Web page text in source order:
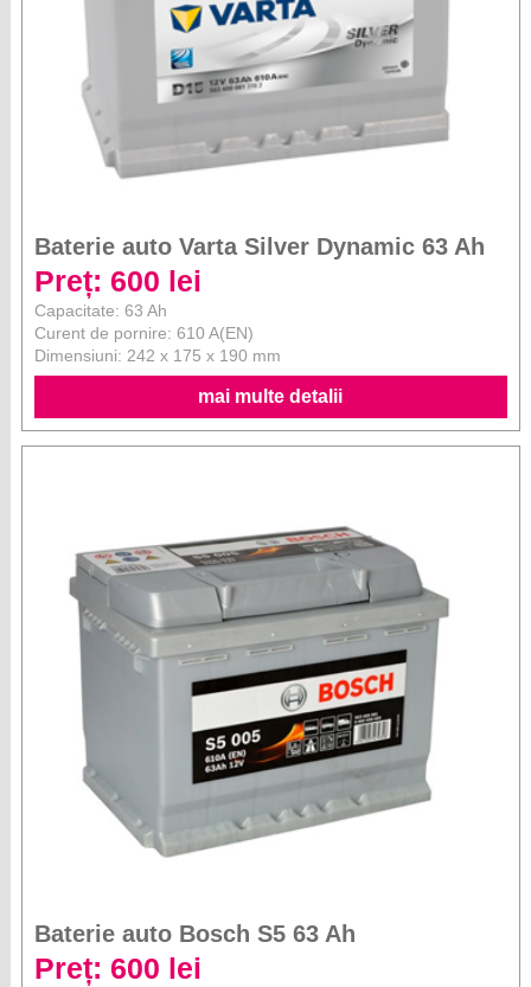
Baterie auto Varta Silver Dynamic 63 Ah
Preț: 600 lei
Capacitate: 63 Ah
Curent de pornire: 610 A(EN)
Dimensiuni: 242 x 175 x 190 mm
mai multe detalii
Baterie auto Bosch S5 63 Ah
Preț: 600 lei